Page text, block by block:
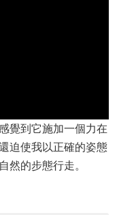
覺到它施加一個力在
迫使我以正確的姿態
然的步態行走。